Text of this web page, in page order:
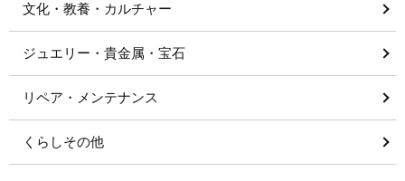
文化・教養・カルチャー
ジュエリー・貴金属・宝石
リペア・メンテナンス
くらしその他